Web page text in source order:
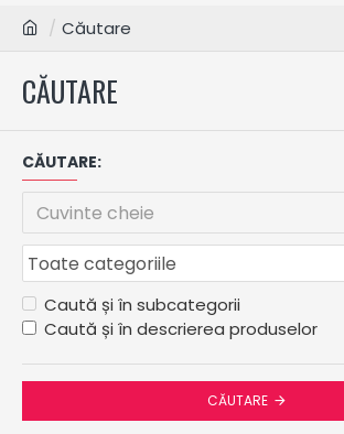
Căutare
CĂUTARE
CĂUTARE:
Caută și în subcategorii
Caută și în descrierea produselor
CĂUTARE